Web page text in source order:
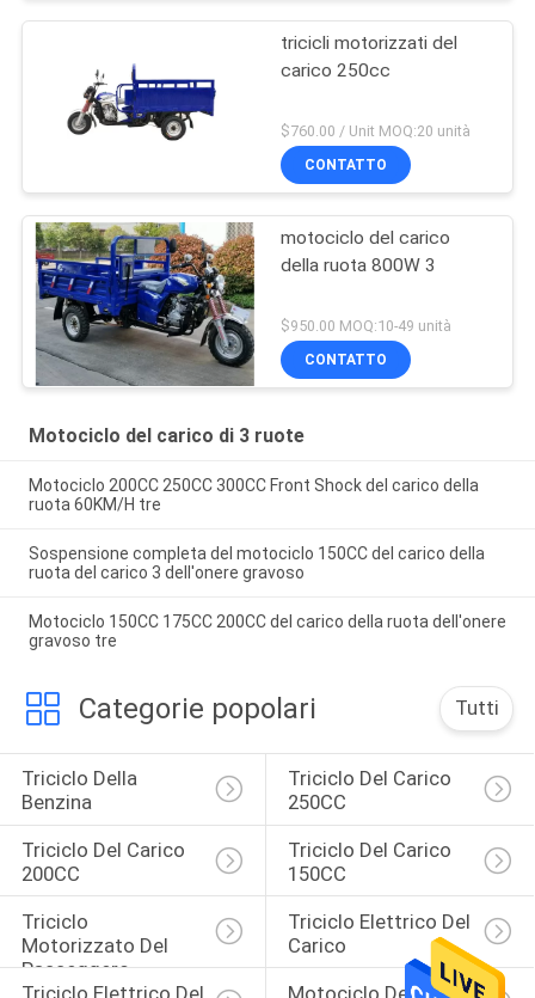
tricicli motorizzati del
carico 250cc
$760.00 / Unit MOQ:20 unità
CONTATTO
motociclo del carico
della ruota 800W 3
$950.00 MOQ:10-49 unità
CONTATTO
Motociclo del carico di 3 ruote
Motociclo 200CC 250CC 300CC Front Shock del carico della
ruota 60KM/H tre
Sospensione completa del motociclo 150CC del carico della
ruota del carico 3 dell'onere gravoso
Motociclo 150CC 175CC 200CC del carico della ruota dell'onere
gravoso tre
Categorie popolari Tutti
Triciclo Della
Benzina
Triciclo Del Carico
250CC
Triciclo Del Carico
200CC
Triciclo Del Carico
150CC
Triciclo
Motorizzato Del
Passeggero
Triciclo Elettrico Del
Carico
Triciclo Elettrico Del
Motociclo Del